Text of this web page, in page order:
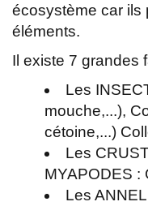
écosystème car ils
éléments.
Il existe 7 grandes
Les
mouche,...),
cétoine,...)
Les
MYAPODES :
Les